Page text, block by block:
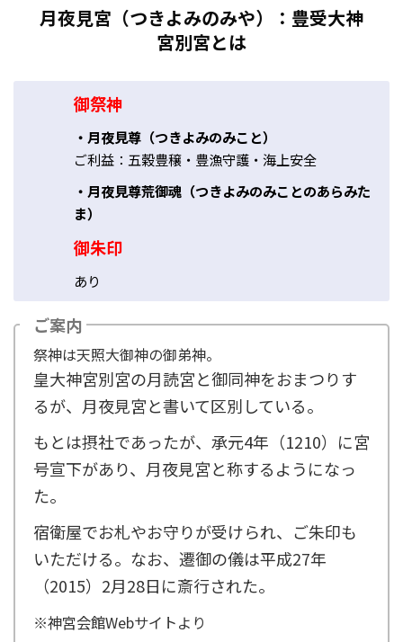
月夜見宮（つきよみのみや）：豊受大神
宮別宮とは
御祭神
・月夜見尊（つきよみのみこと）
ご利益：五穀豊穣・豊漁守護・海上安全
・月夜見尊荒御魂（つきよみのみことのあらみた
ま）
御朱印
あり
ご案内
祭神は天照大御神の御弟神。
皇大神宮別宮の月読宮と御同神をおまつりす
るが、月夜見宮と書いて区別している。
もとは摂社であったが、承元4年（1210）に宮
号宣下があり、月夜見宮と称するようになっ
た。
宿衛屋でお札やお守りが受けられ、ご朱印も
いただける。なお、遷御の儀は平成27年
（2015）2月28日に斎行された。
※神宮会館Webサイトより